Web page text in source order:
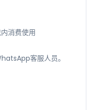
消费使用
客服人员。